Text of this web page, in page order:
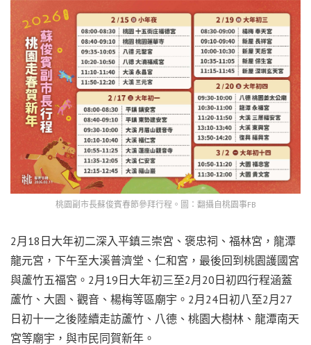
桃園副市長蘇俊賓春節參拜行程。圖：翻攝自桃園事FB
2月18日大年初二深入平鎮三崇宮、褒忠祠、福林宮，龍潭
龍元宮，下午至大溪普濟堂、仁和宮，最後回到桃園護國宮
與蘆竹五福宮。2月19日大年初三至2月20日初四行程涵蓋
蘆竹、大園、觀音、楊梅等區廟宇。2月24日初八至2月27
日初十一之後陸續走訪蘆竹、八德、桃園大樹林、龍潭南天
宮等廟宇，與市民同賀新年。